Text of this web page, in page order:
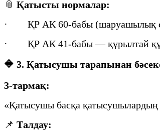
📎 Қатысты нормалар:
· ҚР АК 60-бабы (шаруашылық
· ҚР АК 41-бабы — құрылтай
🔷 3. Қатысушы тарапынан
3-тармақ:
«Қатысушы басқа қатысушылардың
📌 Талдау: